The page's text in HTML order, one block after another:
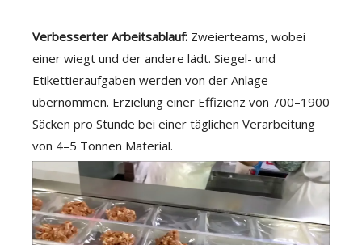
Verbesserter Arbeitsablauf: Zweierteams, wobei
einer wiegt und der andere lädt. Siegel- und
Etikettieraufgaben werden von der Anlage
übernommen. Erzielung einer Effizienz von 700–1900
Säcken pro Stunde bei einer täglichen Verarbeitung
von 4–5 Tonnen Material.